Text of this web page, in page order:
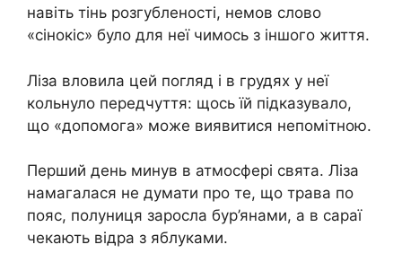
навіть тінь розгубленості, немов слово
«сінокіс» було для неї чимось з іншого життя.
Ліза вловила цей погляд і в грудях у неї
кольнуло передчуття: щось їй підказувало,
що «допомога» може виявитися непомітною.
Перший день минув в атмосфері свята. Ліза
намагалася не думати про те, що трава по
пояс, полуниця заросла бур’янами, а в сараї
чекають відра з яблуками.